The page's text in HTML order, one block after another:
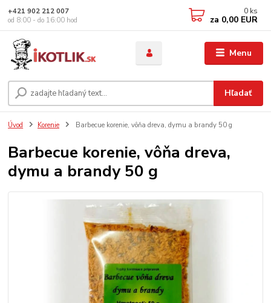
Menu
Hľadať
+421 902 212 007
od 8:00 - do 16:00 hod
0 ks
za 0,00 EUR
Úvod Korenie Barbecue korenie, vôňa dreva, dymu a brandy 50 g
Barbecue korenie, vôňa dreva,
dymu a brandy 50 g